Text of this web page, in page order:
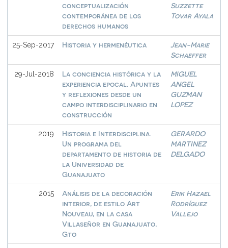
conceptualización
contemporánea de los
derechos humanos
Suzzette
Tovar Ayala
25-Sep-2017 Historia y hermenéutica
Jean-Marie
Schaeffer
29-Jul-2018
La conciencia histórica y la
experiencia epocal. Apuntes
y reflexiones desde un
campo interdisciplinario en
construcción
MIGUEL
ANGEL
GUZMAN
LOPEZ
2019
Historia e Interdisciplina.
Un programa del
departamento de historia de
la Universidad de
Guanajuato
GERARDO
MARTINEZ
DELGADO
2015
Análisis de la decoración
interior, de estilo Art
Nouveau, en la casa
Villaseñor en Guanajuato,
Gto
Erik Hazael
Rodríguez
Vallejo